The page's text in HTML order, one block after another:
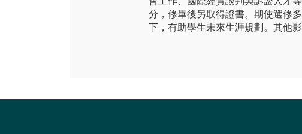
分，修畢後另取得證書。期使選修
下，有助學生未來生涯規劃。其他影